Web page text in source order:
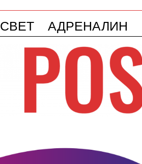
СВЕТ АДРЕНАЛИН